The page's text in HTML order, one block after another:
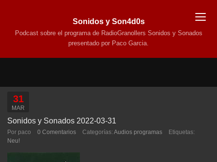
Sonidos y Son4d0s
Podcast sobre el programa de RadioGranollers Sonidos y Sonados
presentado por Paco Garcia.
31
MAR
Sonidos y Sonados 2022-03-31
Por paco 0 Comentarios Categorías: Audios programas
Etiquetas:
Neu!